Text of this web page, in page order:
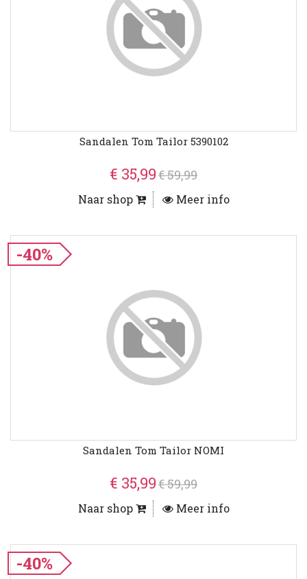
Sandalen Tom Tailor 5390102
€ 35,99€ 59,99
Naar shop Meer info
-40%
Sandalen Tom Tailor NOMI
€ 35,99€ 59,99
Naar shop Meer info
-40%